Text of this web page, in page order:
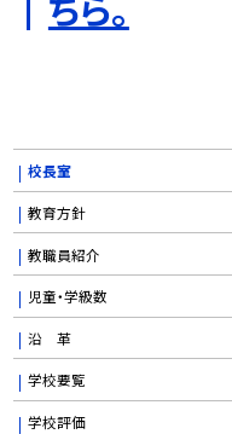
校長室
教育方針
教職員紹介
児童・学級数
沿 革
学校要覧
学校評価